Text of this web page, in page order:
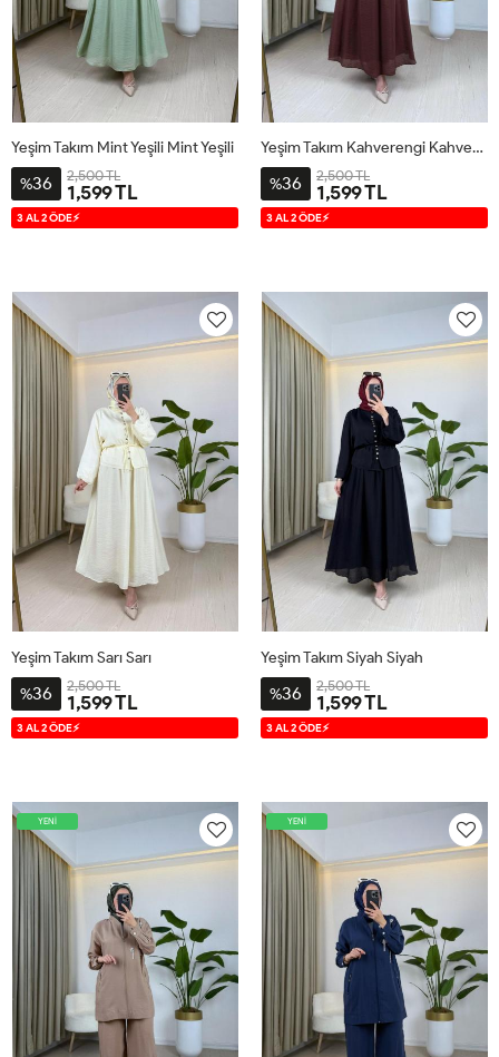
S
Yeşim Takım Mint Yeşili Mint Yeşili
%36 2,500 TL
1,599 TL
3 AL 2 ÖDE⚡ S
Yeşim Takım Kahverengi Kahverengi
%36 2,500 TL
1,599 TL
3 AL 2 ÖDE⚡
S
Yeşim Takım Sarı Sarı
%36 2,500 TL
1,599 TL
3 AL 2 ÖDE⚡ S
Yeşim Takım Siyah Siyah
%36 2,500 TL
1,599 TL
3 AL 2 ÖDE⚡
YENİ YENİ